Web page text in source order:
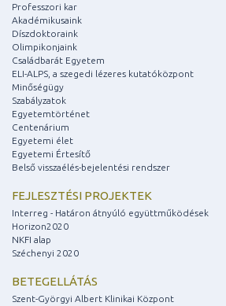
Professzori kar
Akadémikusaink
Díszdoktoraink
Olimpikonjaink
Családbarát Egyetem
ELI-ALPS, a szegedi lézeres kutatóközpont
Minőségügy
Szabályzatok
Egyetemtörténet
Centenárium
Egyetemi élet
Egyetemi Értesítő
Belső visszaélés-bejelentési rendszer
FEJLESZTÉSI PROJEKTEK
Interreg - Határon átnyúló együttműködések
Horizon2020
NKFI alap
Széchenyi 2020
BETEGELLÁTÁS
Szent-Györgyi Albert Klinikai Központ